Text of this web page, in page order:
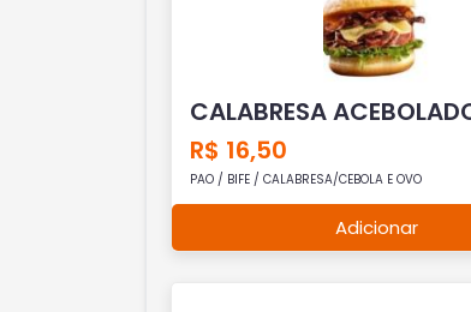
CALABRESA
R$ 16,50
PAO / BIFE / CALABRESA/CEBOLA E OVO
Adicionar